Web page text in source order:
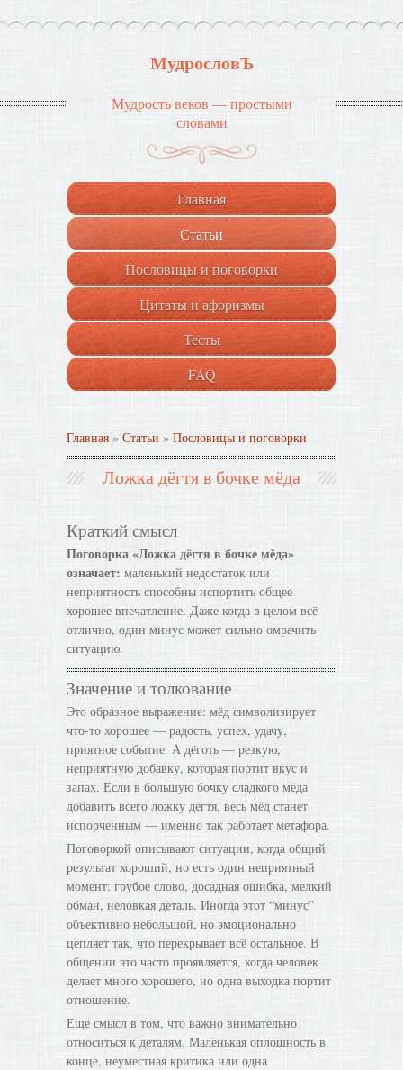
МудрословЪ
Мудрость веков — простыми
словами
Главная
Статьи
Пословицы и поговорки
Цитаты и афоризмы
Тесты
FAQ
Главная » Статьи » Пословицы и поговорки
Ложка дёгтя в бочке мёда
Краткий смысл
Поговорка «Ложка дёгтя в бочке мёда»
означает: маленький недостаток или
неприятность способны испортить общее
хорошее впечатление. Даже когда в целом всё
отлично, один минус может сильно омрачить
ситуацию.
Значение и толкование
Это образное выражение: мёд символизирует
что-то хорошее — радость, успех, удачу,
приятное событие. А дёготь — резкую,
неприятную добавку, которая портит вкус и
запах. Если в большую бочку сладкого мёда
добавить всего ложку дёгтя, весь мёд станет
испорченным — именно так работает метафора.
Поговоркой описывают ситуации, когда общий
результат хороший, но есть один неприятный
момент: грубое слово, досадная ошибка, мелкий
обман, неловкая деталь. Иногда этот “минус”
объективно небольшой, но эмоционально
цепляет так, что перекрывает всё остальное. В
общении это часто проявляется, когда человек
делает много хорошего, но одна выходка портит
отношение.
Ещё смысл в том, что важно внимательно
относиться к деталям. Маленькая оплошность в
конце, неуместная критика или одна